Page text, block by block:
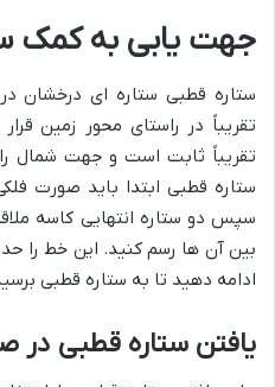
جهت یابی به کمک
ستاره قطبی ستاره ای درخشان
تقریباً در راستای محور زمین
تقریباً ثابت است و جهت شمال
ستاره قطبی ابتدا باید صورت
سپس دو ستاره انتهایی کاسه
بین آن ها رسم کنید. این خط را
ادامه دهید تا به ستاره قطبی
یافتن ستاره قطبی در